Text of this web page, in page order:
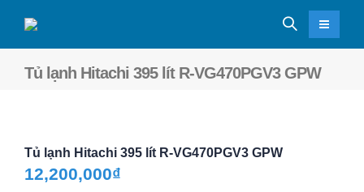
Tủ lạnh Hitachi 395 lít R-VG470PGV3 GPW
Tủ lạnh Hitachi 395 lít R-VG470PGV3 GPW
12,200,000₫